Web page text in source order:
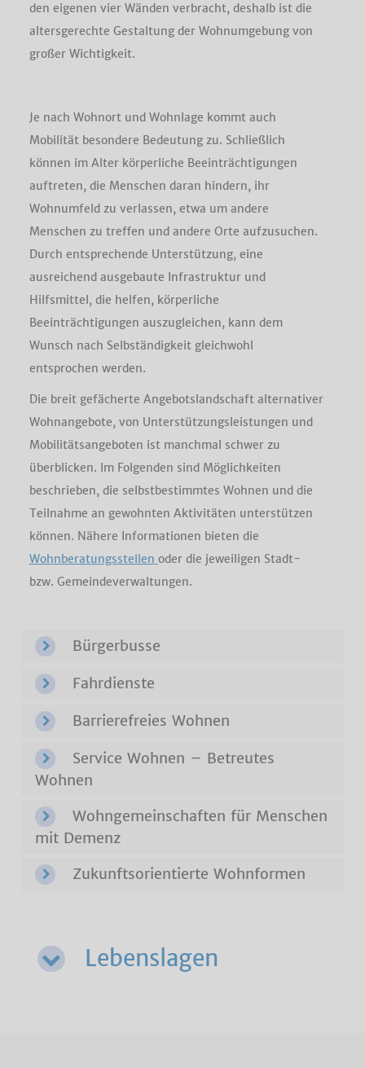
den eigenen vier Wänden verbracht, deshalb ist die
altersgerechte Gestaltung der Wohnumgebung von
großer Wichtigkeit.
Je nach Wohnort und Wohnlage kommt auch
Mobilität besondere Bedeutung zu. Schließlich
können im Alter körperliche Beeinträchtigungen
auftreten, die Menschen daran hindern, ihr
Wohnumfeld zu verlassen, etwa um andere
Menschen zu treffen und andere Orte aufzusuchen.
Durch entsprechende Unterstützung, eine
ausreichend ausgebaute Infrastruktur und
Hilfsmittel, die helfen, körperliche
Beeinträchtigungen auszugleichen, kann dem
Wunsch nach Selbständigkeit gleichwohl
entsprochen werden.
Die breit gefächerte Angebotslandschaft alternativer
Wohnangebote, von Unterstützungsleistungen und
Mobilitätsangeboten ist manchmal schwer zu
überblicken. Im Folgenden sind Möglichkeiten
beschrieben, die selbstbestimmtes Wohnen und die
Teilnahme an gewohnten Aktivitäten unterstützen
können. Nähere Informationen bieten die
Wohnberatungsstellen oder die jeweiligen Stadt-
bzw. Gemeindeverwaltungen.
Bürgerbusse
Fahrdienste
Barrierefreies Wohnen
Service Wohnen – Betreutes
Wohnen
Wohngemeinschaften für Menschen
mit Demenz
Zukunftsorientierte Wohnformen
Lebenslagen